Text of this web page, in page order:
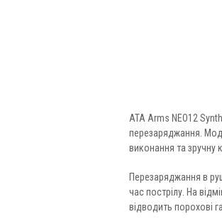
ATA Arms NEO12
перезаряджання.
виконання та зручну
Перезаряджання в
час пострілу. На
відводить порохові